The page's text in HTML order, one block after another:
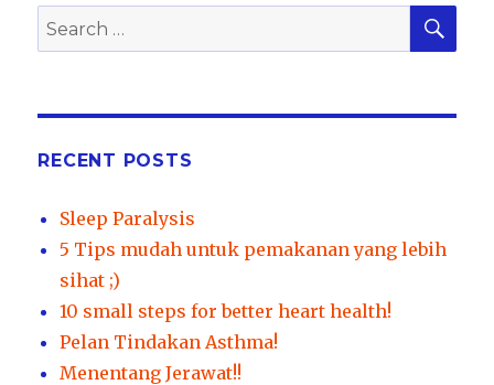
Search
for:
RECENT POSTS
Sleep Paralysis
5 Tips mudah untuk pemakanan yang lebih
sihat ;)
10 small steps for better heart health!
Pelan Tindakan Asthma!
Menentang Jerawat!!